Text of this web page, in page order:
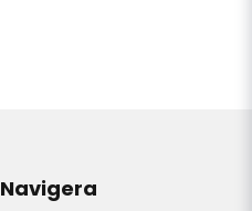
Navigera